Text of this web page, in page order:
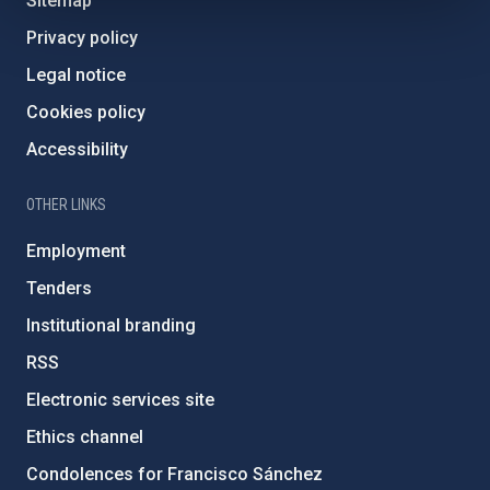
Privacy policy
Legal notice
Cookies policy
Accessibility
OTHER LINKS
Employment
Tenders
Institutional branding
RSS
Electronic services site
Ethics channel
Condolences for Francisco Sánchez